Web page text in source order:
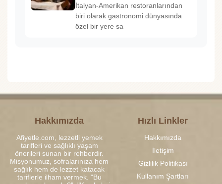
İtalyan-Amerikan restoranlarından
biri olarak gastronomi dünyasında
özel bir yere sa
Hakkımızda
Afiyetle.com, lezzetli yemek
tarifleri ve sağlıklı yaşam
önerileri sunan bir rehberdir.
Misyonumuz, sofralarınıza hem
sağlık hem de lezzet katacak
tariflerle ilham vermek. "Bu
Hızlı Linkler
Hakkımızda
İletişim
Gizlilik Politikası
Kullanım Şartları